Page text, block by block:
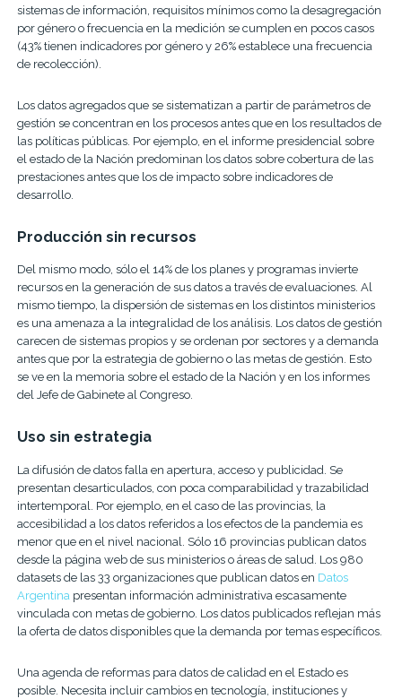
sistemas de información, requisitos mínimos como la desagregación
por género o frecuencia en la medición se cumplen en pocos casos
(43% tienen indicadores por género y 26% establece una frecuencia
de recolección).
Los datos agregados que se sistematizan a partir de parámetros de
gestión se concentran en los procesos antes que en los resultados de
las políticas públicas. Por ejemplo, en el informe presidencial sobre
el estado de la Nación predominan los datos sobre cobertura de las
prestaciones antes que los de impacto sobre indicadores de
desarrollo.
Producción sin recursos
Del mismo modo, sólo el 14% de los planes y programas invierte
recursos en la generación de sus datos a través de evaluaciones. Al
mismo tiempo, la dispersión de sistemas en los distintos ministerios
es una amenaza a la integralidad de los análisis. Los datos de gestión
carecen de sistemas propios y se ordenan por sectores y a demanda
antes que por la estrategia de gobierno o las metas de gestión. Esto
se ve en la memoria sobre el estado de la Nación y en los informes
del Jefe de Gabinete al Congreso.
Uso sin estrategia
La difusión de datos falla en apertura, acceso y publicidad. Se
presentan desarticulados, con poca comparabilidad y trazabilidad
intertemporal. Por ejemplo, en el caso de las provincias, la
accesibilidad a los datos referidos a los efectos de la pandemia es
menor que en el nivel nacional. Sólo 16 provincias publican datos
desde la página web de sus ministerios o áreas de salud. Los 980
datasets de las 33 organizaciones que publican datos en Datos
Argentina presentan información administrativa escasamente
vinculada con metas de gobierno. Los datos publicados reflejan más
la oferta de datos disponibles que la demanda por temas específicos.
Una agenda de reformas para datos de calidad en el Estado es
posible. Necesita incluir cambios en tecnología, instituciones y